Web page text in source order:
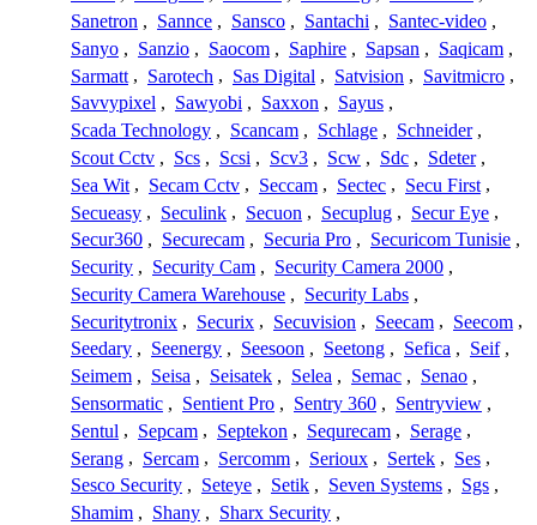
Sanetron , Sannce , Sansco , Santachi , Santec-video ,
Sanyo , Sanzio , Saocom , Saphire , Sapsan , Saqicam ,
Sarmatt , Sarotech , Sas Digital , Satvision , Savitmicro ,
Savvypixel , Sawyobi , Saxxon , Sayus ,
Scada Technology , Scancam , Schlage , Schneider ,
Scout Cctv , Scs , Scsi , Scv3 , Scw , Sdc , Sdeter ,
Sea Wit , Secam Cctv , Seccam , Sectec , Secu First ,
Secueasy , Seculink , Secuon , Secuplug , Secur Eye ,
Secur360 , Securecam , Securia Pro , Securicom Tunisie ,
Security , Security Cam , Security Camera 2000 ,
Security Camera Warehouse , Security Labs ,
Securitytronix , Securix , Secuvision , Seecam , Seecom ,
Seedary , Seenergy , Seesoon , Seetong , Sefica , Seif ,
Seimem , Seisa , Seisatek , Selea , Semac , Senao ,
Sensormatic , Sentient Pro , Sentry 360 , Sentryview ,
Sentul , Sepcam , Septekon , Sequrecam , Serage ,
Serang , Sercam , Sercomm , Serioux , Sertek , Ses ,
Sesco Security , Seteye , Setik , Seven Systems , Sgs ,
Shamim , Shany , Sharx Security ,